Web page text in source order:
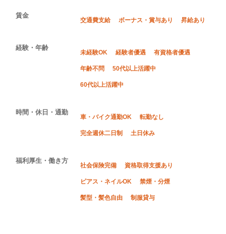
賃金
交通費支給 ボーナス・賞与あり 昇給あり
経験・年齢
未経験OK 経験者優遇 有資格者優遇
年齢不問 50代以上活躍中
60代以上活躍中
時間・休日・通勤
車・バイク通勤OK 転勤なし
完全週休二日制 土日休み
福利厚生・働き方
社会保険完備 資格取得支援あり
ピアス・ネイルOK 禁煙・分煙
髪型・髪色自由 制服貸与